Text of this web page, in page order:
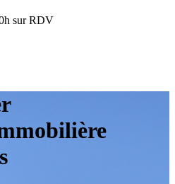
sur RDV